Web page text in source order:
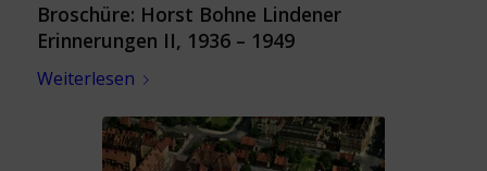
Broschüre: Horst Bohne Lindener
Erinnerungen II, 1936 – 1949
Weiterlesen